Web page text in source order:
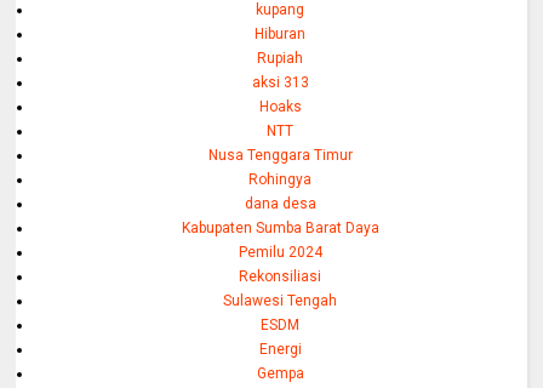
kupang
Hiburan
Rupiah
aksi 313
Hoaks
NTT
Nusa Tenggara Timur
Rohingya
dana desa
Kabupaten Sumba Barat Daya
Pemilu 2024
Rekonsiliasi
Sulawesi Tengah
ESDM
Energi
Gempa